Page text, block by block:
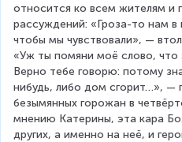
относится ко всем жителям и
рассуждений: «Гроза-то нам в
чтобы мы чувствовали», —
«Уж ты помяни моё слово, что
Верно тебе говорю: потому
нибудь, либо дом сгорит…», —
безымянных горожан в
мнению Катерины, эта кара
других, а именно на неё, и